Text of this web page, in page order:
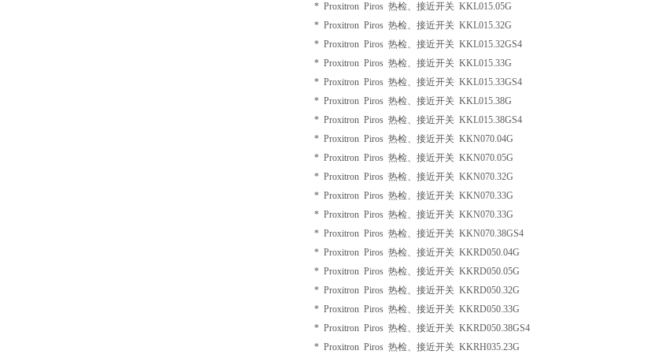
* Proxitron Piros 热检、接近开关 KKL015.05G
* Proxitron Piros 热检、接近开关 KKL015.32G
* Proxitron Piros 热检、接近开关 KKL015.32GS4
* Proxitron Piros 热检、接近开关 KKL015.33G
* Proxitron Piros 热检、接近开关 KKL015.33GS4
* Proxitron Piros 热检、接近开关 KKL015.38G
* Proxitron Piros 热检、接近开关 KKL015.38GS4
* Proxitron Piros 热检、接近开关 KKN070.04G
* Proxitron Piros 热检、接近开关 KKN070.05G
* Proxitron Piros 热检、接近开关 KKN070.32G
* Proxitron Piros 热检、接近开关 KKN070.33G
* Proxitron Piros 热检、接近开关 KKN070.33G
* Proxitron Piros 热检、接近开关 KKN070.38GS4
* Proxitron Piros 热检、接近开关 KKRD050.04G
* Proxitron Piros 热检、接近开关 KKRD050.05G
* Proxitron Piros 热检、接近开关 KKRD050.32G
* Proxitron Piros 热检、接近开关 KKRD050.33G
* Proxitron Piros 热检、接近开关 KKRD050.38GS4
* Proxitron Piros 热检、接近开关 KKRH035.23G